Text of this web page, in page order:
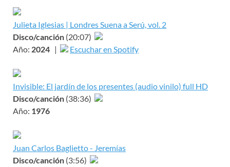
Julieta Iglesias | Londres Suena a Serú, vol. 2
Disco/canción (20:07)
Año: 2024 | Escuchar en Spotify
Invisible: El jardín de los presentes (audio vinilo) full HD
Disco/canción (38:36)
Año: 1976
Juan Carlos Baglietto - Jeremías
Disco/canción (3:56)